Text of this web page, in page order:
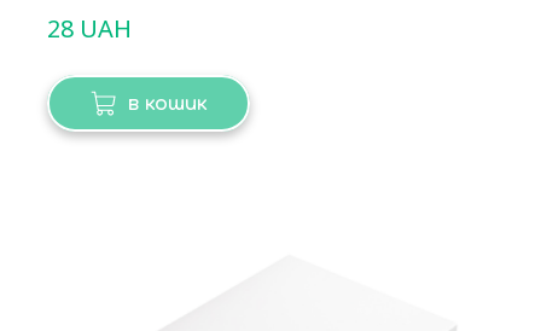
28 UAH
в кошик